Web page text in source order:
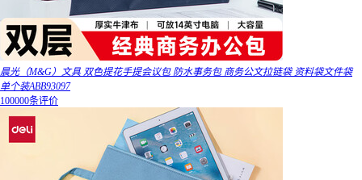
晨光（M&G）文具 双色提花手提会议包 防水事务包 商务公文拉链袋 资料袋文件袋
单个装ABB93097
100000条评价